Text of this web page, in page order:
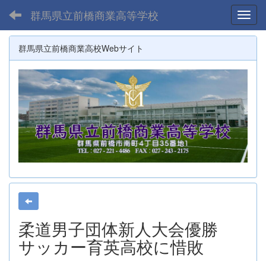
群馬県立前橋商業高等学校
群馬県立前橋商業高校Webサイト
柔道男子団体新人大会優勝
サッカー育英高校に惜敗